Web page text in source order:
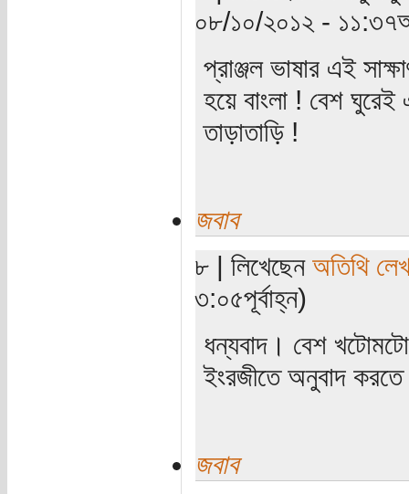
০৮/১০/২০১২ -
প্রাঞ্জল ভাষার এই
হয়ে বাংলা ! বেশ
তাড়াতাড়ি !
জবাব
৮ | লিখেছেনঅতিথি
৩:০৫পূর্বাহ্ন)
ধন্যবাদ। বেশ
ইংরজীতে অনুবাদ করতে
জবাব